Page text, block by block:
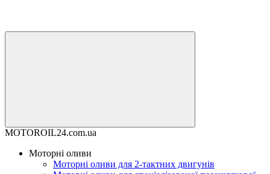
MOTOROIL24.com.ua
Моторні оливи
Моторні оливи для 2-тактних двигунів